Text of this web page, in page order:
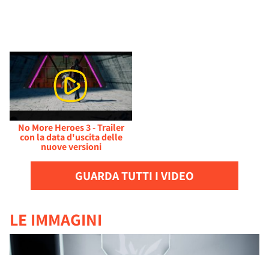
No More Heroes 3 - Trailer
con la data d'uscita delle
nuove versioni
GUARDA TUTTI I VIDEO
LE IMMAGINI